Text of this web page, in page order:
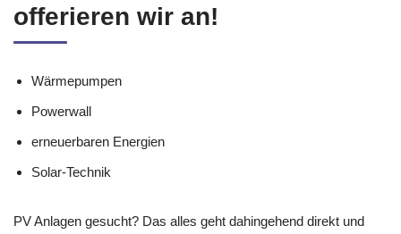
offerieren wir an!
Wärmepumpen
Powerwall
erneuerbaren Energien
Solar-Technik
PV Anlagen gesucht? Das alles geht dahingehend direkt und